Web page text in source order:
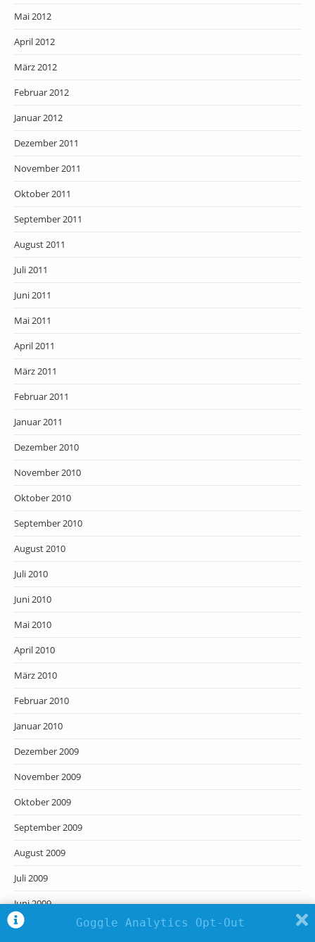
Mai 2012
April 2012
März 2012
Februar 2012
Januar 2012
Dezember 2011
November 2011
Oktober 2011
September 2011
August 2011
Juli 2011
Juni 2011
Mai 2011
April 2011
März 2011
Februar 2011
Januar 2011
Dezember 2010
November 2010
Oktober 2010
September 2010
August 2010
Juli 2010
Juni 2010
Mai 2010
April 2010
März 2010
Februar 2010
Januar 2010
Dezember 2009
November 2009
Oktober 2009
September 2009
August 2009
Juli 2009
Juni 2009
Mai 2009
Goggle Analytics Opt-Out